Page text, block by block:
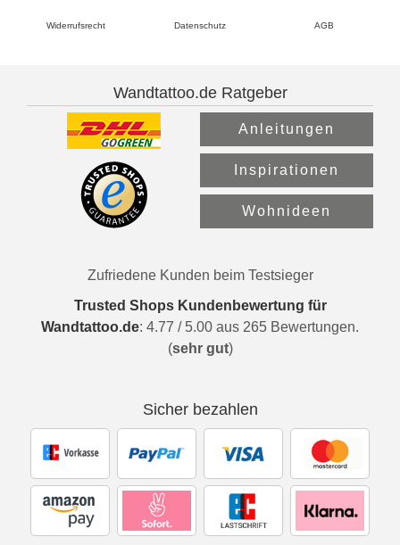
Widerrufsrecht Datenschutz AGB
Wandtattoo.de Ratgeber
Anleitungen
Inspirationen
Wohnideen
Zufriedene Kunden beim Testsieger
Trusted Shops Kundenbewertung für
Wandtattoo.de: 4.77 / 5.00 aus 265 Bewertungen.
(sehr gut)
Sicher bezahlen